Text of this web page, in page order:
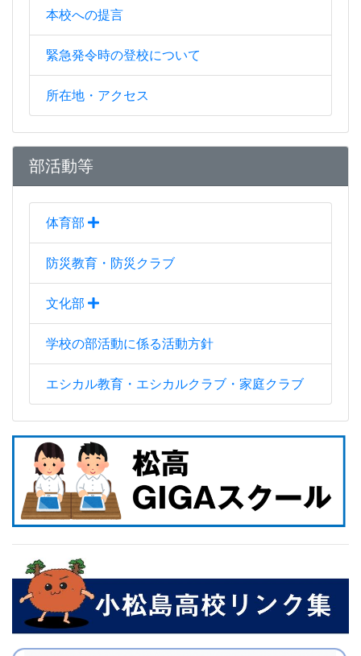
本校への提言
緊急発令時の登校について
所在地・アクセス
部活動等
体育部
防災教育・防災クラブ
文化部
学校の部活動に係る活動方針
エシカル教育・エシカルクラブ・家庭クラブ